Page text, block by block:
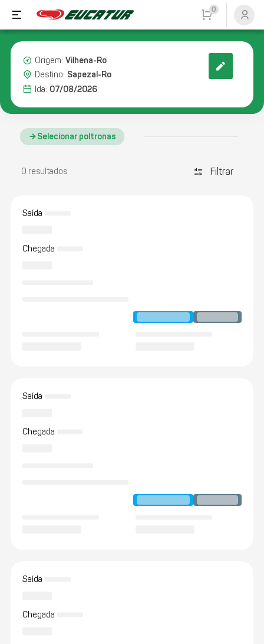
0
Origem: Vilhena-Ro
Destino: Sapezal-Ro
Ida: 07/08/2026
Selecionar poltronas
0 resultados discover_tune Filtrar
Saída
Chegada
Saída
Chegada
Saída
Chegada